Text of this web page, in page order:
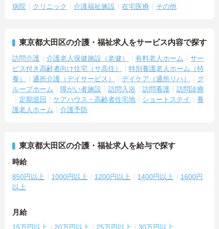
病院 クリニック 介護福祉施設 在宅医療 その他
東京都大田区の介護・福祉求人をサービス内容で探す
訪問介護 介護老人保健施設（老健） 有料老人ホーム
サー
ビス付き高齢者向け住宅（サ高住）
特別養護老人ホーム（特
養）
通所介護（デイサービス） デイケア（通所リハ）
グ
ループホーム
障がい者施設 訪問入浴 訪問看護
訪問診療
定期巡回
ケアハウス・高齢者住宅地 ショートステイ
養
護老人ホーム
介護予防
東京都大田区の介護・福祉求人を給与で探す
時給
850円以上 1000円以上 1200円以上 1400円以上
1600円
以上
月給
15万円以上 20万円以上 25万円以上 30万円以上